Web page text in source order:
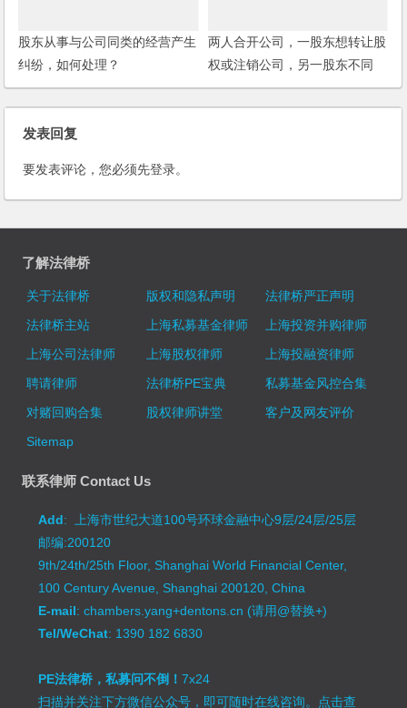
股东从事与公司同类的经营产生
纠纷，如何处理？
两人合开公司，一股东想转让股
权或注销公司，另一股东不同
意，怎么办？
发表回复
要发表评论，您必须先登录。
了解法律桥
关于法律桥 版权和隐私声明
法律桥严正声明
法律桥主站
上海私募基金律师
上海投资并购律师
上海公司法律师
上海股权律师
上海投融资律师
聘请律师
法律桥PE宝典
私募基金风控合集
对赌回购合集
股权律师讲堂
客户及网友评价
Sitemap
联系律师 Contact Us
Add: 上海市世纪大道100号环球金融中心9层/24层/25层
邮编:200120
9th/24th/25th Floor, Shanghai World Financial Center,
100 Century Avenue, Shanghai 200120, China
E-mail: chambers.yang+dentons.cn (请用@替换+)
Tel/WeChat: 1390 182 6830
PE法律桥，私募问不倒！7x24
扫描并关注下方微信公众号，即可随时在线咨询。 点击查